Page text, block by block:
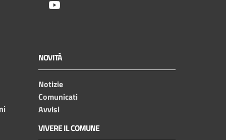
NOVITÀ
Notizie
Comunicati
Avvisi
VIVERE IL COMUNE